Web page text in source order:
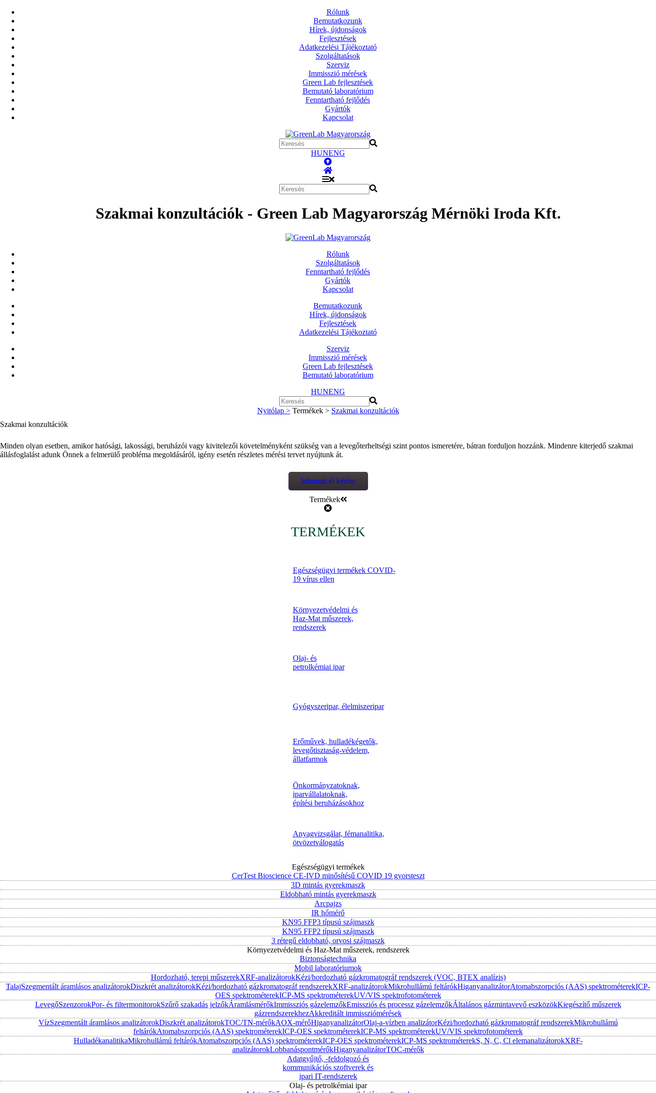
Rólunk
Bemutatkozunk
Hírek, újdonságok
Fejlesztések
Adatkezelési Tájékoztató
Szolgáltatások
Szerviz
Immisszió mérések
Green Lab fejlesztések
Bemutató laboratórium
Fenntartható fejlődés
Gyártók
Kapcsolat
HUNENG
Szakmai konzultációk - Green Lab Magyarország Mérnöki Iroda Kft.
Rólunk
Szolgáltatások
Fenntartható fejlődés
Gyártók
Kapcsolat
Bemutatkozunk
Hírek, újdonságok
Fejlesztések
Adatkezelési Tájékoztató
Szerviz
Immisszió mérések
Green Lab fejlesztések
Bemutató laboratórium
HUNENG
Nyitólap > Termékek > Szakmai konzultációk
Szakmai konzultációk
Minden olyan esetben, amikor hatósági, lakossági, beruházói vagy kivitelezői követelményként szükség van a levegőterheltségi szint pontos ismeretére, bátran forduljon hozzánk. Mindenre kiterjedő szakmai
állásfoglalást adunk Önnek a felmerülő probléma megoldásáról, igény esetén részletes mérési tervet nyújtunk át.
Információ kérése
Termékek
TERMÉKEK
Egészségügyi termékek COVID-
19 vírus ellen
Környezetvédelmi és
Haz-Mat műszerek,
rendszerek
Olaj- és
petrolkémiai ipar
Gyógyszeripar, élelmiszeripar
Erőművek, hulladékégetők,
levegőtisztaság-védelem,
állatfarmok
Önkormányzatoknak,
iparvállalatoknak,
építési beruházásokhoz
Anyagvizsgálat, fémanalitika,
ötvözetválogatás
Egészségügyi termékek
CerTest Bioscience CE-IVD minősítésű COVID 19 gyorsteszt
3D mintás gyerekmaszk
Eldobható mintás gyerekmaszk
Arcpajzs
IR hőmérő
KN95 FFP3 típusú szájmaszk
KN95 FFP2 típusú szájmaszk
3 rétegű eldobható, orvosi szájmaszk
Környezetvédelmi és Haz-Mat műszerek, rendszerek
Biztonságtechnika
Mobil laboratóriumok
Hordozható, terepi műszerekXRF-analizátorokKézi/hordozható gázkromatográf rendszerek (VOC, BTEX analízis)
TalajSzegmentált áramlásos analizátorokDiszkrét analizátorokKézi/hordozható gázkromatográf rendszerekXRF-analizátorokMikrohullámú feltárókHiganyanalizátorAtomabszorpciós (AAS) spektrométerekICP-
OES spektrométerekICP-MS spektrométerekUV/VIS spektrofotométerek
LevegőSzenzorokPor- és filtermonitorokSzűrő szakadás jelzőkÁramlásmérőkImmissziós gázelemzőkEmissziós és processz gázelemzőkÁltalános gázmintavevő eszközökKiegészítő műszerek
gázrendszerekhezAkkreditált immissziómérések
VízSzegmentált áramlásos analizátorokDiszkrét analizátorokTOC/TN-mérőkAOX-mérőHiganyanalizátorOlaj-a-vízben analizátorKézi/hordozható gázkromatográf rendszerekMikrohullámú
feltárókAtomabszorpciós (AAS) spektrométerekICP-OES spektrométerekICP-MS spektrométerekUV/VIS spektrofotométerek
HulladékanalitikaMikrohullámú feltárókAtomabszorpciós (AAS) spektrométerekICP-OES spektrométerekICP-MS spektrométerekS, N, C, Cl elemanalizátorokXRF-
analizátorokLobbanáspontmérőkHiganyanalizátorTOC-mérők
Adatgyűjtő, -feldolgozó és
kommunikációs szoftverek és
ipari IT-rendszerek
Olaj- és petrolkémiai ipar